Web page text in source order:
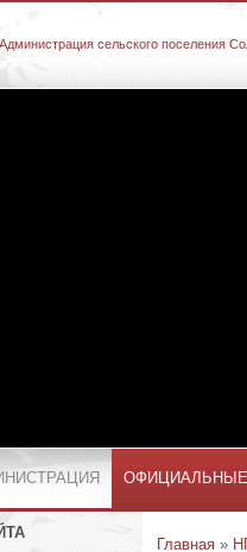
Администрация сельского поселения
Главная »